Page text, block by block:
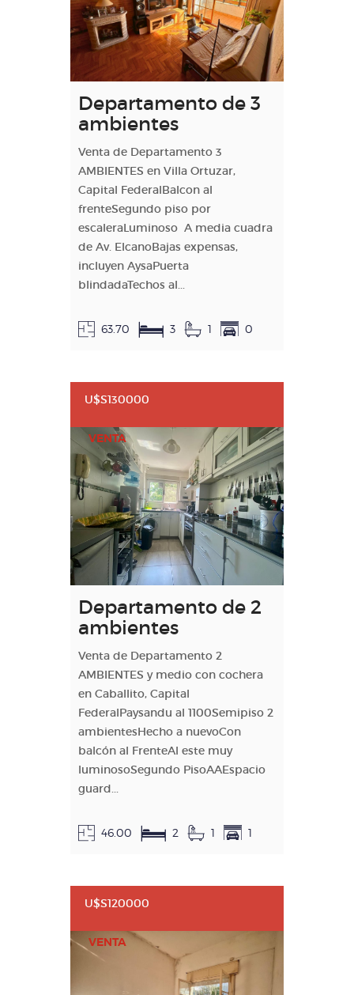
Departamento de 3
ambientes
Venta de Departamento 3
AMBIENTES en Villa Ortuzar,
Capital FederalBalcon al
frenteSegundo piso por
escaleraLuminoso A media cuadra
de Av. ElcanoBajas expensas,
incluyen AysaPuerta
blindadaTechos al...
63.70 3 1 0
U$S130000
VENTA
Departamento de 2
ambientes
Venta de Departamento 2
AMBIENTES y medio con cochera
en Caballito, Capital
FederalPaysandu al 1100Semipiso 2
ambientesHecho a nuevoCon
balcón al FrenteAl este muy
luminosoSegundo PisoAAEspacio
guard...
46.00 2 1 1
U$S120000
VENTA